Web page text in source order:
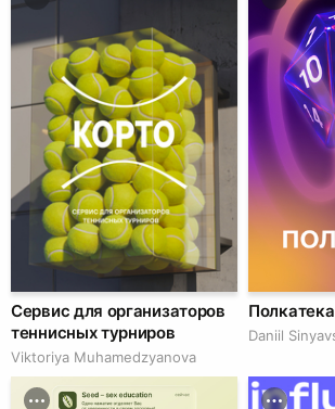
Сервис для организаторов
теннисных турниров
Viktoriya Muhamedzyanova
Полкатека
Daniil